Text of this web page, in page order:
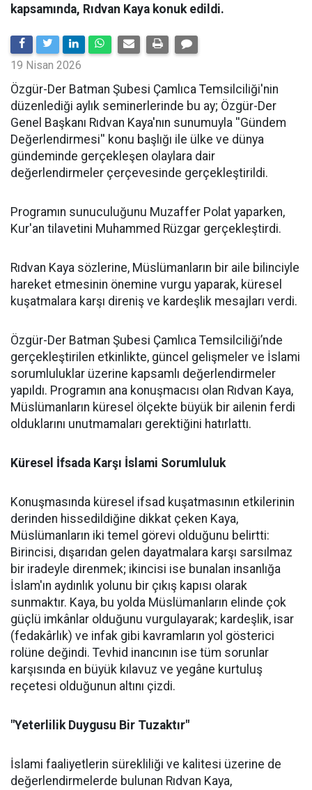
kapsamında, Rıdvan Kaya konuk edildi.
19 Nisan 2026
​Özgür-Der Batman Şubesi Çamlıca Temsilciliği'nin
düzenlediği aylık seminerlerinde bu ay; Özgür-Der
Genel Başkanı Rıdvan Kaya'nın sunumuyla ''Gündem
Değerlendirmesi'' konu başlığı ile ülke ve dünya
gündeminde gerçekleşen olaylara dair
değerlendirmeler çerçevesinde gerçekleştirildi.
Programın sunuculuğunu Muzaffer Polat yaparken,
Kur'an tilavetini Muhammed Rüzgar gerçekleştirdi.
Rıdvan Kaya sözlerine, Müslümanların bir aile bilinciyle
hareket etmesinin önemine vurgu yaparak, küresel
kuşatmalara karşı direniş ve kardeşlik mesajları verdi.
Özgür-Der Batman Şubesi Çamlıca Temsilciliği’nde
gerçekleştirilen etkinlikte, güncel gelişmeler ve İslami
sorumluluklar üzerine kapsamlı değerlendirmeler
yapıldı. Programın ana konuşmacısı olan Rıdvan Kaya,
Müslümanların küresel ölçekte büyük bir ailenin ferdi
olduklarını unutmamaları gerektiğini hatırlattı.
Küresel İfsada Karşı İslami Sorumluluk
Konuşmasında küresel ifsad kuşatmasının etkilerinin
derinden hissedildiğine dikkat çeken Kaya,
Müslümanların iki temel görevi olduğunu belirtti:
Birincisi, dışarıdan gelen dayatmalara karşı sarsılmaz
bir iradeyle direnmek; ikincisi ise bunalan insanlığa
İslam'ın aydınlık yolunu bir çıkış kapısı olarak
sunmaktır. Kaya, bu yolda Müslümanların elinde çok
güçlü imkânlar olduğunu vurgulayarak; kardeşlik, isar
(fedakârlık) ve infak gibi kavramların yol gösterici
rolüne değindi. Tevhid inancının ise tüm sorunlar
karşısında en büyük kılavuz ve yegâne kurtuluş
reçetesi olduğunun altını çizdi.
"Yeterlilik Duygusu Bir Tuzaktır"
İslami faaliyetlerin sürekliliği ve kalitesi üzerine de
değerlendirmelerde bulunan Rıdvan Kaya,